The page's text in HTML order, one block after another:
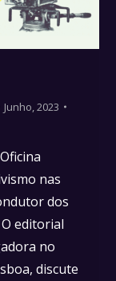
Junho, 2023
nas
dos
editorial
no
discute